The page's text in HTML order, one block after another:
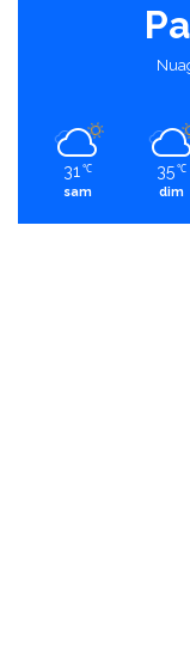
31 ℃
sam
35 ℃
dim